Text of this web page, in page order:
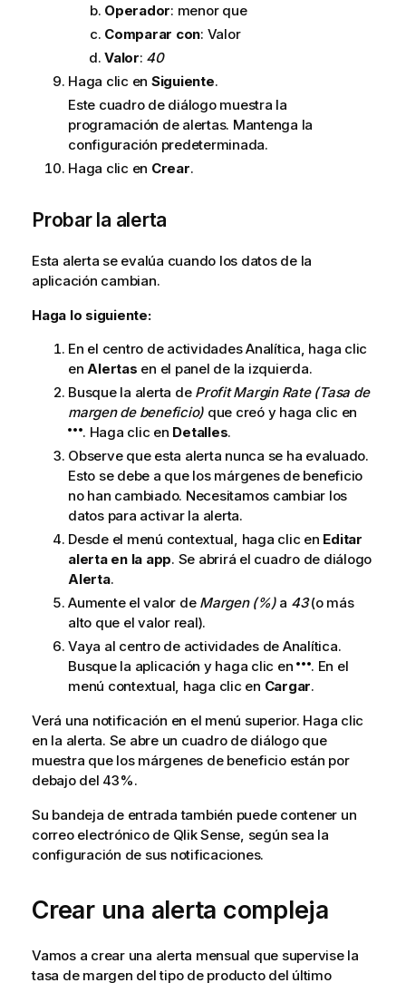
Operador: menor que
Comparar con: Valor
Valor: 40
Haga clic en Siguiente.
Este cuadro de diálogo muestra la
programación de alertas. Mantenga la
configuración predeterminada.
Haga clic en Crear.
Probar la alerta
Esta alerta se evalúa cuando los datos de la
aplicación cambian.
Haga lo siguiente:
En el centro de actividadesAnalítica , haga clic
en Alertas en el panel de la izquierda.
Busque la alerta de Profit Margin Rate (Tasa de
margen de beneficio) que creó y haga clic en
. Haga clic en Detalles.
Observe que esta alerta nunca se ha evaluado.
Esto se debe a que los márgenes de beneficio
no han cambiado. Necesitamos cambiar los
datos para activar la alerta.
Desde el menú contextual, haga clic en Editar
alerta en la app. Se abrirá el cuadro de diálogo
Alerta.
Aumente el valor de Margen (%)a 43(o más
alto que el valor real).
Vaya al centro de actividades de Analítica.
Busque la aplicación y haga clic en
. En el
menú contextual, haga clic en Cargar.
Verá una notificación en el menú superior. Haga clic
en la alerta. Se abre un cuadro de diálogo que
muestra que los márgenes de beneficio están por
debajo del 43%.
Su bandeja de entrada también puede contener un
correo electrónico de Qlik Sense , según sea la
configuración de sus notificaciones.
Crear una alerta compleja
Vamos a crear una alerta mensual que supervise la
tasa de margen del tipo de producto del último